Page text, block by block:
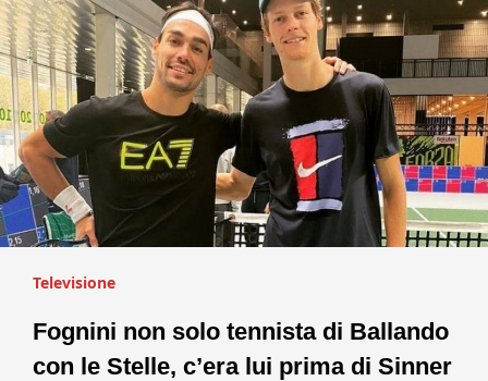
Televisione
Fognini non solo tennista di Ballando
con le Stelle, c’era lui prima di Sinner